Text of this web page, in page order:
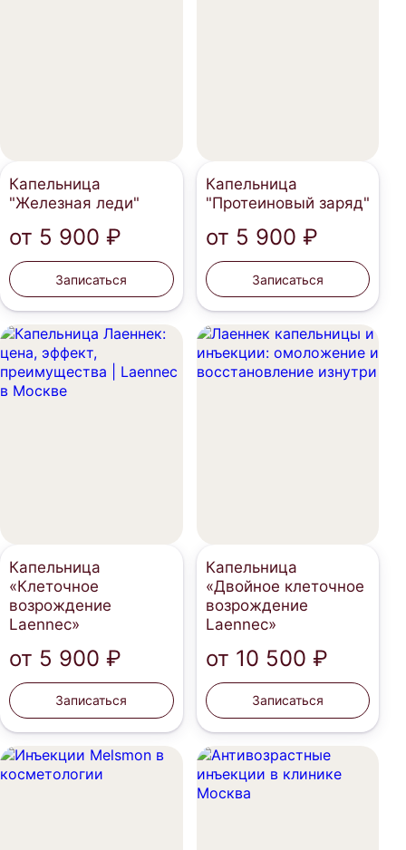
Капельница
"Железная леди"
от 5 900 ₽
Записаться
Капельница
"Протеиновый заряд"
от 5 900 ₽
Записаться
Капельница
«Клеточное
возрождение
Laennec»
от 5 900 ₽
Записаться
Капельница
«Двойное клеточное
возрождение
Laennec»
от 10 500 ₽
Записаться